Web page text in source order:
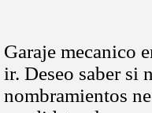
Garaje mecanico
ir. Deseo saber si
nombramientos